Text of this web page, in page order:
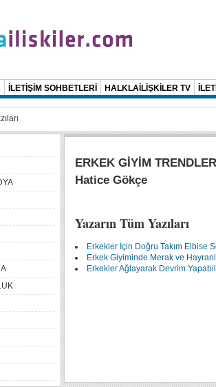
İLETİŞİM SOHBETLERİ HALKLAİLİŞKİLER TV
ERKEK GİYİM
Hatice Gökçe
Yazarın Tüm Yazıları
Erkekler İçin Doğru Takım Elbise
Erkek Giyiminde Merak ve
Erkekler Ağlayarak Devrim